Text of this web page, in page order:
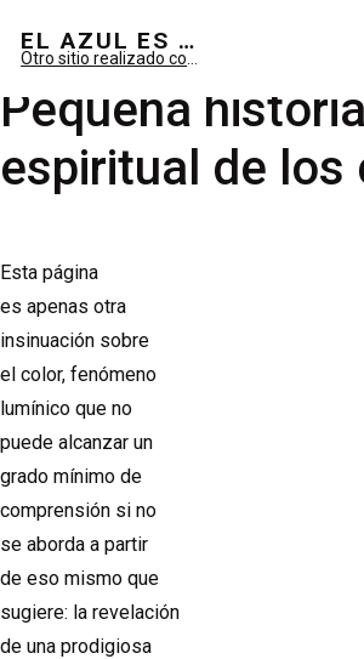
EL AZUL ES SUEÑO; EL VERDE ES IMAGINARIO
Pequeña historia
espiritual de los
Esta página
es apenas otra
insinuación sobre
el color, fenómeno
lumínico que no
puede alcanzar un
grado mínimo de
comprensión si no
se aborda a partir
de eso mismo que
sugiere: la revelación
de una prodigiosa